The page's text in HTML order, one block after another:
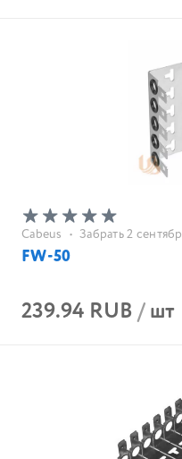
Cabeus • Забрать 2
FW-50
239.94 RUB/шт